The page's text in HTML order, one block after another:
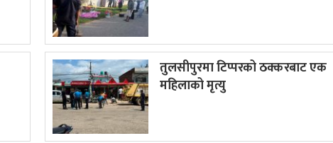
तुलसीपुरमा टिप्परको ठक्करबाट एक
महिलाको मृत्यु